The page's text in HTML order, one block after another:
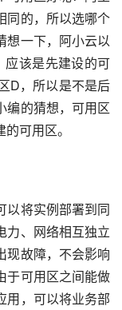
同的，所以选哪个
想一下，阿小云以
应该是先建设的可
D，所以是不是后
编的猜想，可用区
可用区。
以将实例部署到同
力、网络相互独立
现故障，不会影响
于可用区之间能做
用，可以将业务部